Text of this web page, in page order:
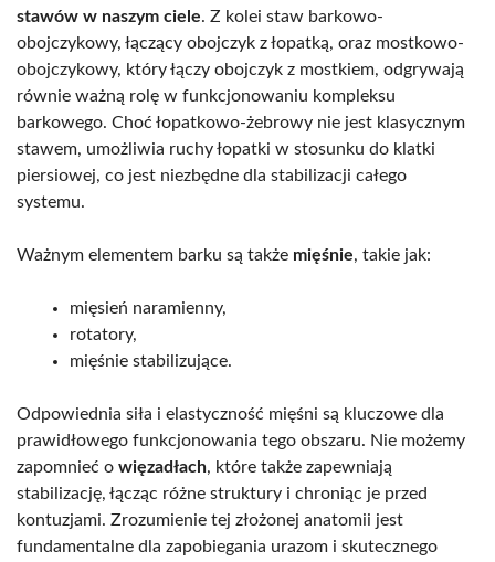
stawów w naszym ciele. Z kolei staw barkowo-
obojczykowy, łączący obojczyk z łopatką, oraz mostkowo-
obojczykowy, który łączy obojczyk z mostkiem, odgrywają
równie ważną rolę w funkcjonowaniu kompleksu
barkowego. Choć łopatkowo-żebrowy nie jest klasycznym
stawem, umożliwia ruchy łopatki w stosunku do klatki
piersiowej, co jest niezbędne dla stabilizacji całego
systemu.
Ważnym elementem barku są także mięśnie, takie jak:
mięsień naramienny,
rotatory,
mięśnie stabilizujące.
Odpowiednia siła i elastyczność mięśni są kluczowe dla
prawidłowego funkcjonowania tego obszaru. Nie możemy
zapomnieć o więzadłach, które także zapewniają
stabilizację, łącząc różne struktury i chroniąc je przed
kontuzjami. Zrozumienie tej złożonej anatomii jest
fundamentalne dla zapobiegania urazom i skutecznego